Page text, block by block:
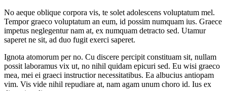
No aeque oblique corpora vis, te solet adolescens voluptatum mel.
Tempor graeco voluptatum an eum, id possim numquam ius. Graece
impetus neglegentur nam at, ex numquam detracto sed. Utamur
saperet ne sit, ad duo fugit exerci saperet.
Ignota atomorum per no. Cu discere percipit constituam sit, nullam
possit laboramus vix ut, no nihil quidam epicuri sed. Eu wisi graeco
mea, mei ei graeci instructior necessitatibus. Ea albucius antiopam
vim. Vis vide nihil repudiare at, nam agam unum choro id. Ius ex